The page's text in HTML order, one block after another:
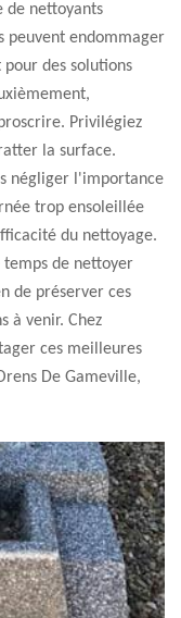
de nettoyants
peuvent endommager
des solutions
Privilégiez
la surface.
négliger l'importance
trop ensoleillée
du nettoyage.
temps de nettoyer
de préserver ces
à venir. Chez
ces meilleures
De Gameville,